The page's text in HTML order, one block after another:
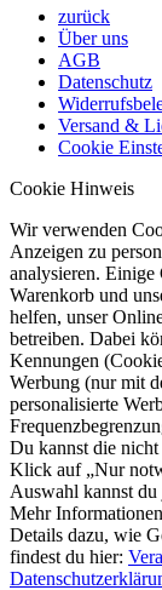
zurück
Über uns
AGB
Datenschutz
Versand &
Cookie
Cookie Hinweis
Wir verwenden
Anzeigen zu
analysieren.
Warenkorb und
helfen, unser
betreiben. Dabei
Kennungen
Werbung (nur mit
personalisierte
Du kannst die
Klick auf „Nur
Auswahl kannst du
Mehr
Details dazu, wie
findest du hier: